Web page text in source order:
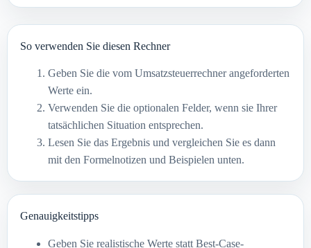
So verwenden Sie diesen Rechner
Geben Sie die vom Umsatzsteuerrechner angeforderten
Werte ein.
Verwenden Sie die optionalen Felder, wenn sie Ihrer
tatsächlichen Situation entsprechen.
Lesen Sie das Ergebnis und vergleichen Sie es dann
mit den Formelnotizen und Beispielen unten.
Genauigkeitstipps
Geben Sie realistische Werte statt Best-Case-